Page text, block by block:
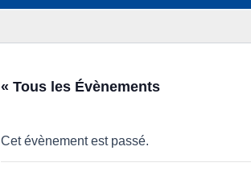
« Tous les Évènements
Cet évènement est passé.